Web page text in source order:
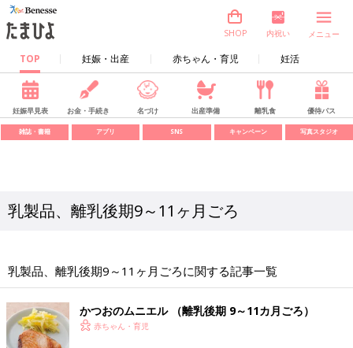
TOP 妊娠・出産 赤ちゃん・育児 妊活
SHOP 内祝い メニュー
妊娠早見表 お金・手続き 名づけ 出産準備 離乳食 優待パス
雑誌・書籍 アプリ SNS キャンペーン 写真スタジオ
乳製品、離乳後期9～11ヶ月ごろ
乳製品、離乳後期9～11ヶ月ごろに関する記事一覧
かつおのムニエル （離乳後期 9～11カ月ごろ）
赤ちゃん・育児